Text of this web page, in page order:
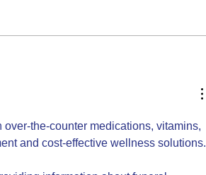
the-counter medications, vitamins,
and cost-effective wellness solutions.